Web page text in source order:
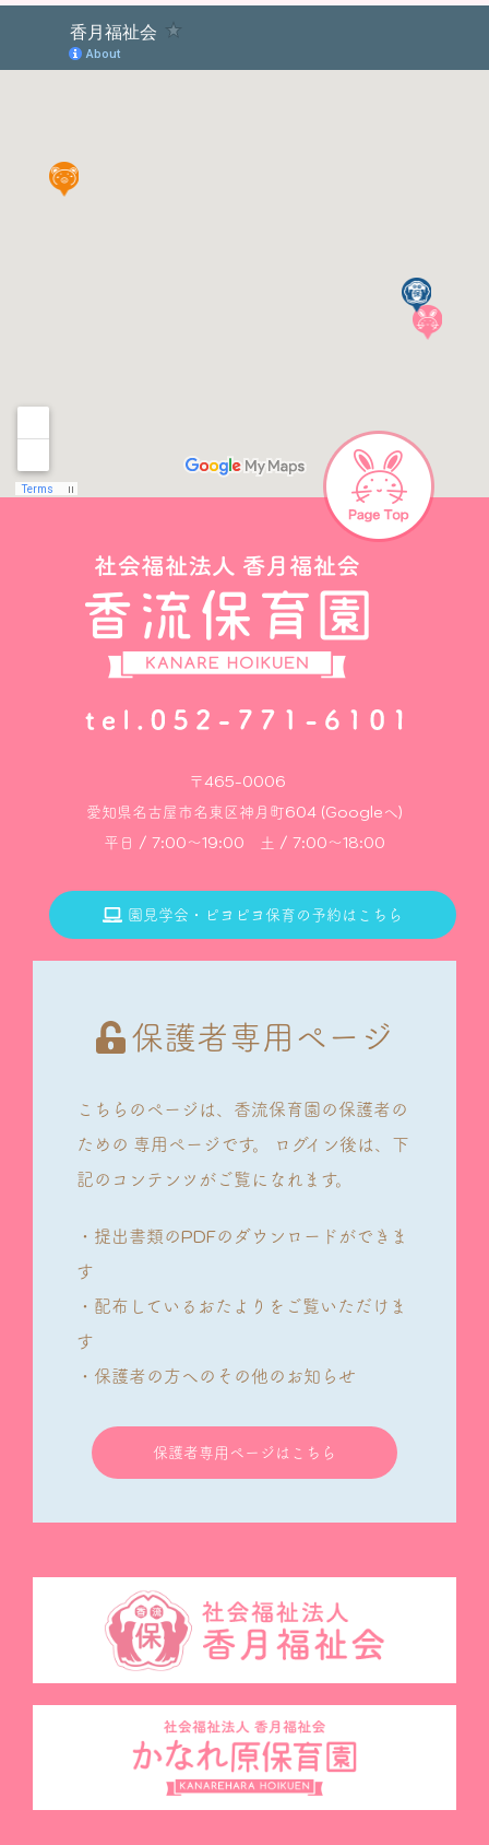
〒465-0006
愛知県名古屋市名東区神月町604 (Googleへ)
平日 / 7:00～19:00 土 / 7:00～18:00
園見学会・ピヨピヨ保育の予約はこちら
保護者専用ページ
こちらのページは、香流保育園の保護者の
ための 専用ページです。
ログイン後は、下
記のコンテンツがご覧になれます。
・提出書類のPDFのダウンロードができま
す
・配布しているおたよりをご覧いただけま
す
・保護者の方へのその他のお知らせ
保護者専用ページはこちら